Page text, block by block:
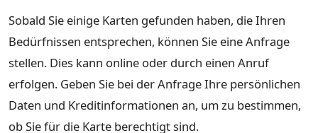
Sobald Sie einige Karten gefunden haben, die Ihren
Bedürfnissen entsprechen, können Sie eine Anfrage
stellen. Dies kann online oder durch einen Anruf
erfolgen. Geben Sie bei der Anfrage Ihre persönlichen
Daten und Kreditinformationen an, um zu bestimmen,
ob Sie für die Karte berechtigt sind.